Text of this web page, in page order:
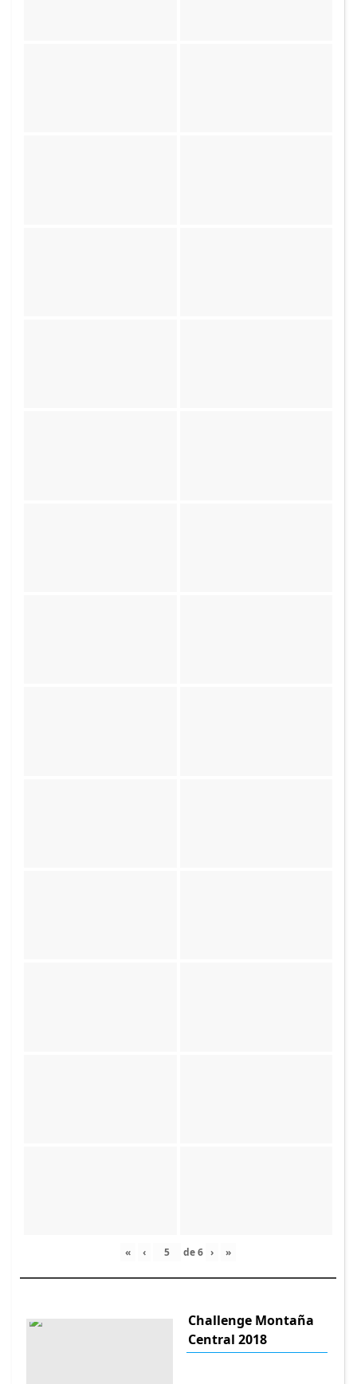
« ‹ de6 › »
Challenge Montaña
Central 2018